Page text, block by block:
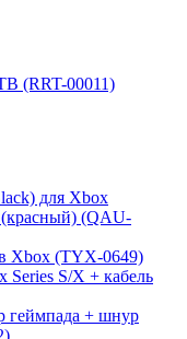
(RRT-00011)
для Xbox
(QAU-
Xbox (TYX-0649)
Series S/X + кабель
геймпада + шнур